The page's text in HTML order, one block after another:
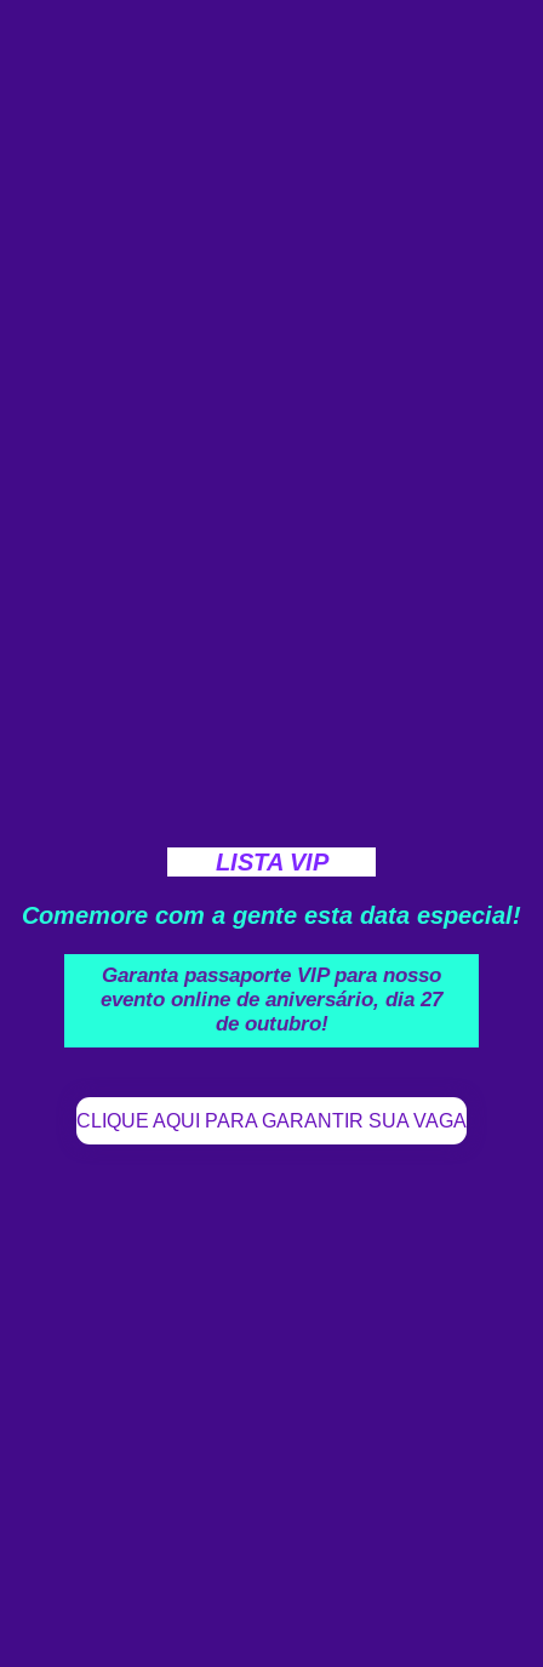
LISTA VIP
Comemore com a gente esta data especial!
Garanta passaporte VIP para nosso
evento online de aniversário, dia 27
de outubro!
CLIQUE AQUI PARA GARANTIR SUA VAGA